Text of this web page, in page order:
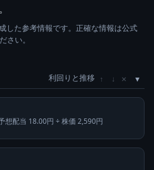
した参考情報です。正確な情報は公式
さい。
利回りと推移 ↑ ↓ ×
想配当 18.00円 ÷ 株価 2,590円